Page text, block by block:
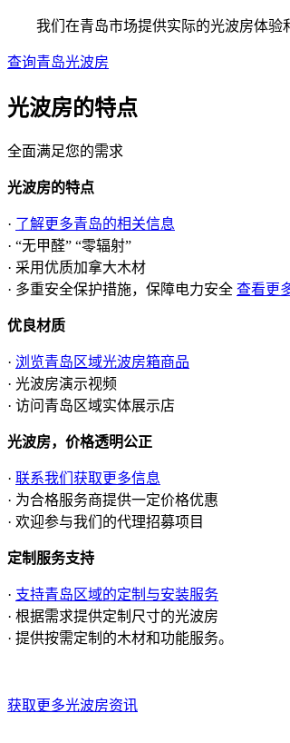
我们在青岛市场提供实际的光波房体验和
查询青岛光波房
光波房的特点
全面满足您的需求
光波房的特点
· 了解更多青岛的相关信息
· “无甲醛” “零辐射”
· 采用优质加拿大木材
· 多重安全保护措施，保障电力安全 查看更
优良材质
· 浏览青岛区域光波房箱商品
· 光波房演示视频
· 访问青岛区域实体展示店
光波房，价格透明公正
· 联系我们获取更多信息
· 为合格服务商提供一定价格优惠
· 欢迎参与我们的代理招募项目
定制服务支持
· 支持青岛区域的定制与安装服务
· 根据需求提供定制尺寸的光波房
· 提供按需定制的木材和功能服务。
获取更多光波房资讯